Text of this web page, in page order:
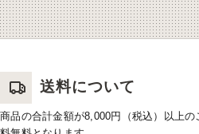
送料について
商品の合計金額が8,000円（税込）以上の